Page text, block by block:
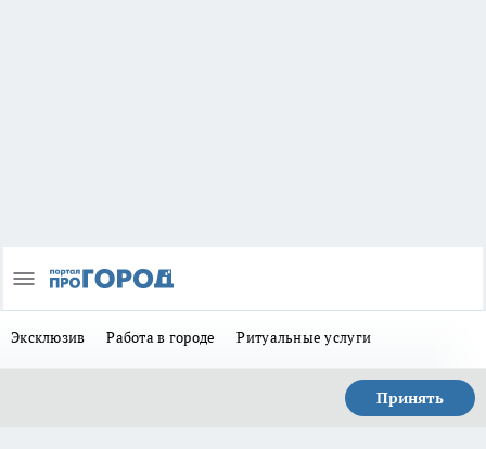
Эксклюзив Работа в городе Ритуальные услуги
Принять